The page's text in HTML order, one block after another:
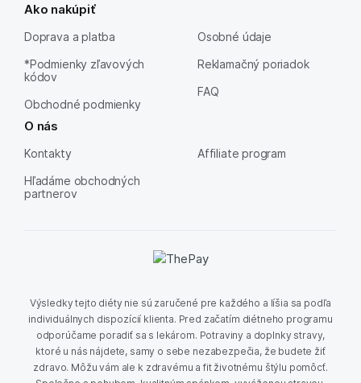
Ako nakúpiť
Doprava a platba
*Podmienky zľavových
kódov
Obchodné podmienky
Osobné údaje
Reklamačný poriadok
FAQ
O nás
Kontakty
Hľadáme obchodných
partnerov
Affiliate program
Výsledky tejto diéty nie sú zaručené pre každého a líšia sa podľa
individuálnych dispozícií klienta. Pred začatím diétneho programu
odporúčame poradiť sa s lekárom. Potraviny a doplnky stravy,
ktoré u nás nájdete, samy o sebe nezabezpečia, že budete žiť
zdravo. Môžu vám ale k zdravému a fit životnému štýlu pomôcť.